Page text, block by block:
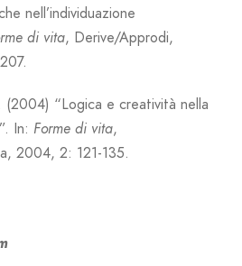
nell’individuazione
di vita, Derive/Approdi,
“Logica e creatività nella
In: Forme di vita,
2004, 2: 121-135.